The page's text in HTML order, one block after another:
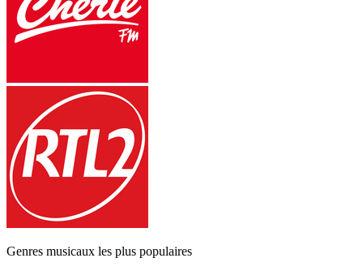
Genres musicaux les plus populaires